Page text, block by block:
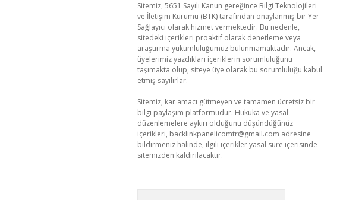
Sitemiz, 5651 Sayılı Kanun gereğince Bilgi Teknolojileri
ve İletişim Kurumu (BTK) tarafından onaylanmış bir Yer
Sağlayıcı olarak hizmet vermektedir. Bu nedenle,
sitedeki içerikleri proaktif olarak denetleme veya
araştırma yükümlülüğümüz bulunmamaktadır. Ancak,
üyelerimiz yazdıkları içeriklerin sorumluluğunu
taşımakta olup, siteye üye olarak bu sorumluluğu kabul
etmiş sayılırlar.
Sitemiz, kar amacı gütmeyen ve tamamen ücretsiz bir
bilgi paylaşım platformudur. Hukuka ve yasal
düzenlemelere aykırı olduğunu düşündüğünüz
içerikleri, backlinkpanelicomtr@gmail.com adresine
bildirmeniz halinde, ilgili içerikler yasal süre içerisinde
sitemizden kaldırılacaktır.